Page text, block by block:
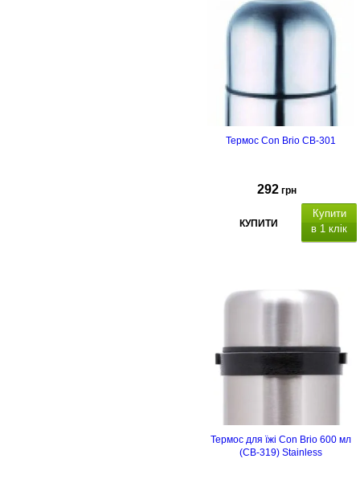
Термос Con Brio CB-301
292 грн
КУПИТИ
Купити
в 1 клік
Термос для їжі Con Brio 600 мл
(CB-319) Stainless